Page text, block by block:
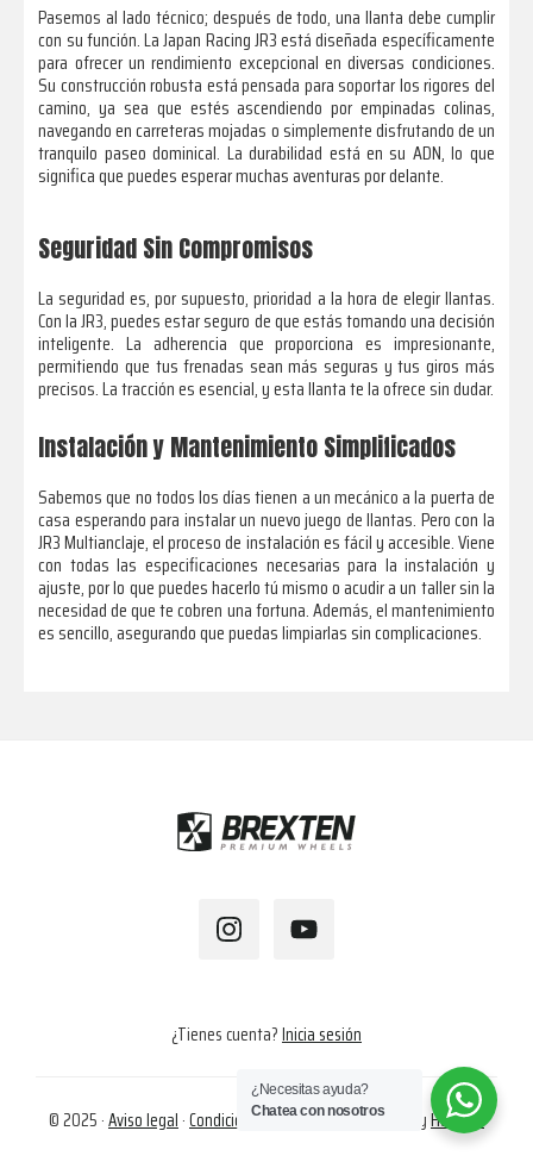
Pasemos al lado técnico; después de todo, una llanta debe cumplir
con su función. La Japan Racing JR3 está diseñada específicamente
para ofrecer un rendimiento excepcional en diversas condiciones.
Su construcción robusta está pensada para soportar los rigores del
camino, ya sea que estés ascendiendo por empinadas colinas,
navegando en carreteras mojadas o simplemente disfrutando de un
tranquilo paseo dominical. La durabilidad está en su ADN, lo que
significa que puedes esperar muchas aventuras por delante.
Seguridad Sin Compromisos
La seguridad es, por supuesto, prioridad a la hora de elegir llantas.
Con la JR3, puedes estar seguro de que estás tomando una decisión
inteligente. La adherencia que proporciona es impresionante,
permitiendo que tus frenadas sean más seguras y tus giros más
precisos. La tracción es esencial, y esta llanta te la ofrece sin dudar.
Instalación y Mantenimiento Simplificados
Sabemos que no todos los días tienen a un mecánico a la puerta de
casa esperando para instalar un nuevo juego de llantas. Pero con la
JR3 Multianclaje, el proceso de instalación es fácil y accesible. Viene
con todas las especificaciones necesarias para la instalación y
ajuste, por lo que puedes hacerlo tú mismo o acudir a un taller sin la
necesidad de que te cobren una fortuna. Además, el mantenimiento
es sencillo, asegurando que puedas limpiarlas sin complicaciones.
¿Tienes cuenta?Inicia sesión
© 2025 ·Aviso legal·Condiciones de compra·Cookies · byHapalok
¿Necesitas ayuda?
Chatea con nosotros